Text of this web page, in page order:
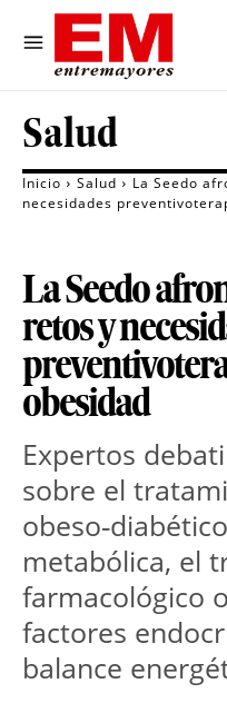
Salud
Inicio Salud
La Seedo
necesidades
La Seedo
retos y
obesidad
Expertos
sobre el
metabólica, el
farmacológico
factores
balance